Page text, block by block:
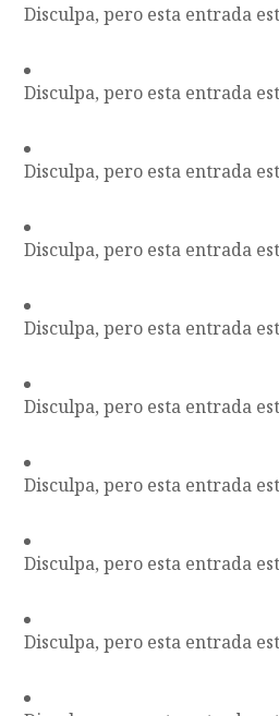
Disculpa, pero esta entrada
Disculpa, pero esta entrada
Disculpa, pero esta entrada
Disculpa, pero esta entrada
Disculpa, pero esta entrada
Disculpa, pero esta entrada
Disculpa, pero esta entrada
Disculpa, pero esta entrada
Disculpa, pero esta entrada